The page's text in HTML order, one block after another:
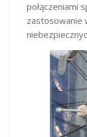
połączeniami
zastosowanie